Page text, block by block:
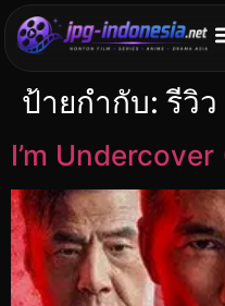
ป้ายกำกับ:รีวิว
I’m